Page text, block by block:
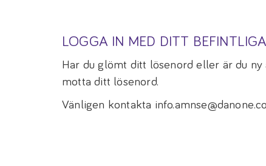
LOGGA IN MED DITT
Har du glömt ditt lösenord eller är du
motta ditt lösenord.
Vänligen kontakta